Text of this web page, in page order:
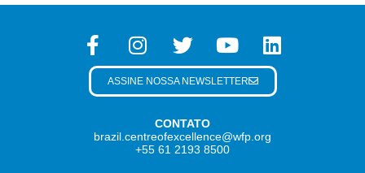
CONTATO
brazil.centreofexcellence@wfp.org
+55 61 2193 8500
ASSINE NOSSA NEWSLETTER